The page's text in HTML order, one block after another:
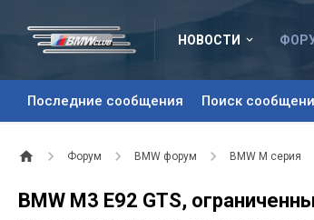
НОВОСТИ
Последние сообщения Поиск
Форум BMW форум BMW M серия
BMW M3 E92 GTS,